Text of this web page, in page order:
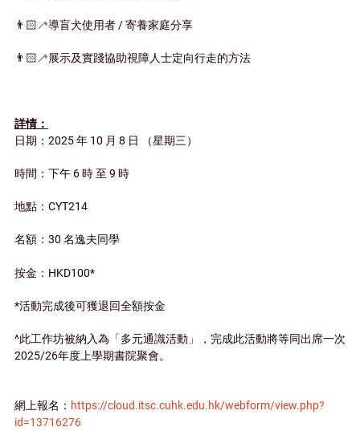
👨🏻‍🦯導盲犬使用者 / 寄養家庭分享
👨🏻‍🦯展示及實踐協助視障人士定向行走的方法
詳情：
日期：2025 年 10 月 8 日 （星期三）
時間：下午 6 時 至 9 時
地點：CYT214
名額：30 名逸夫同學
按金：HKD100*
*活動完成後可獲退回全額按金
^此工作坊被納入為「多元通識活動」，完成此活動將等同出席一次
2025/26年度上學期書院聚會。
網上報名： https://cloud.itsc.cuhk.edu.hk/webform/view.php?
id=13716276